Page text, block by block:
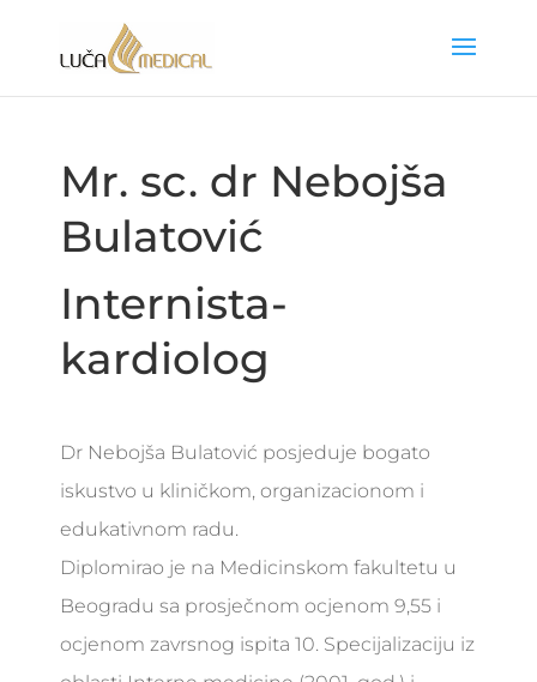
Mr. sc. dr Nebojša
Bulatović
Internista-
kardiolog
Dr Nebojša Bulatović posjeduje bogato
iskustvo u kliničkom, organizacionom i
edukativnom radu.
Diplomirao je na Medicinskom fakultetu u
Beogradu sa prosječnom ocjenom 9,55 i
ocjenom zavrsnog ispita 10. Specijalizaciju iz